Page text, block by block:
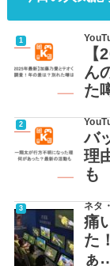
ん
た
バ
理
も
ネタ
痛
た
ぁ